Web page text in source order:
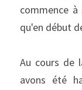
commence
qu'en début
Au cours de
avons été